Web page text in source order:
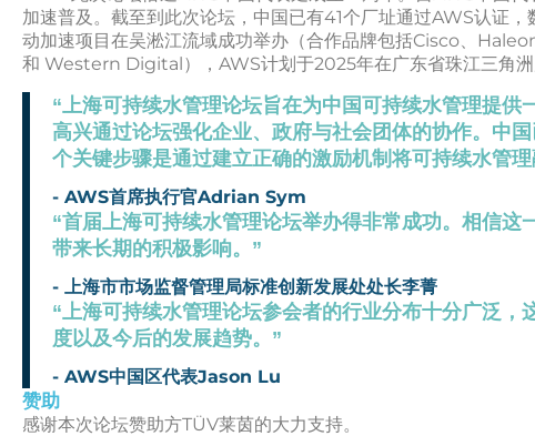
加速普及。截至到此次论坛，中国已有41个厂址通过AWS认证
动加速项目在吴淞江流域成功举办（合作品牌包括Cisco、
和 Western Digital），AWS计划于2025年在广东省珠江三角洲
“上海可持续水管理论坛旨在为中国可持续水管理提供
高兴通过论坛强化企业、政府与社会团体的协作。中
个关键步骤是通过建立正确的激励机制将可持续水管
- ​​AWS首席执行官Adrian Sym
“首届上海可持续水管理论坛举办得非常成功。相信这
带来长期的积极影响。”
- ​​上海市市场监督管理局标准创新发展处处长李菁
“上海可持续水管理论坛参会者的行业分布十分广泛
度以及今后的发展趋势。”
- ​​AWS中国区代表Jason Lu
赞助
感谢本次论坛赞助方​​TÜV莱茵​​的大力支持。